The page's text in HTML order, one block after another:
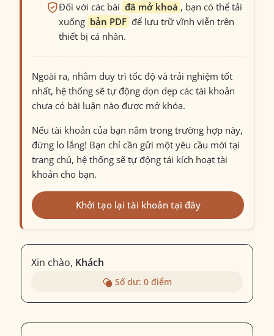
Đối với các bài đã mở khoá , bạn có thể tải
xuống bản PDF để lưu trữ vĩnh viễn trên
thiết bị cá nhân.
Ngoài ra, nhằm duy trì tốc độ và trải nghiệm tốt
nhất, hệ thống sẽ tự động dọn dẹp các tài khoản
chưa có bài luận nào được mở khóa.
Nếu tài khoản của bạn nằm trong trường hợp này,
đừng lo lắng! Bạn chỉ cần gửi một yêu cầu mới tại
trang chủ, hệ thống sẽ tự động tái kích hoạt tài
khoản cho bạn.
Khởi tạo lại tài khoản tại đây
Xin chào, Khách
Số dư: 0điểm